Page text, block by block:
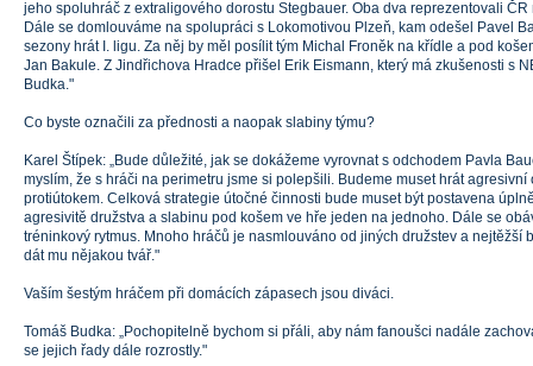
jeho spoluhráč z extraligového dorostu Stegbauer. Oba dva reprezentovali
Dále se domlouváme na spolupráci s Lokomotivou Plzeň, kam odešel Pavel
sezony hrát I. ligu. Za něj by měl posílit tým Michal Froněk na křídle a pod
Jan Bakule. Z Jindřichova Hradce přišel Erik Eismann, který má zkušenosti s
Budka."
Co byste označili za přednosti a naopak slabiny týmu?
Karel Štípek: „Bude důležité, jak se dokážeme vyrovnat s odchodem Pavla
myslím, že s hráči na perimetru jsme si polepšili. Budeme muset hrát agresivní
protiútokem. Celková strategie útočné činnosti bude muset být postavena
agresivitě družstva a slabinu pod košem ve hře jeden na jednoho. Dále se
tréninkový rytmus. Mnoho hráčů je nasmlouváno od jiných družstev a nejtěžší
dát mu nějakou tvář."
Vaším šestým hráčem při domácích zápasech jsou diváci.
Tomáš Budka: „Pochopitelně bychom si přáli, aby nám fanoušci nadále
se jejich řady dále rozrostly."